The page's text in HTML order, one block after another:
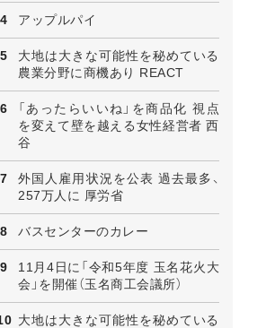
アップルパイ
大地は大きな可能性を秘めている
農業分野に商機あり REACT
「あったらいいね」を商品化 視点
を変えて壁を越える女性経営者 西
谷
外国人雇用状況を公表 過去最多、
257万人に 厚労省
バスセンターのカレー
11月4日に「令和5年度 玉名花火大
会」を開催（玉名商工会議所）
大地は大きな可能性を秘めている